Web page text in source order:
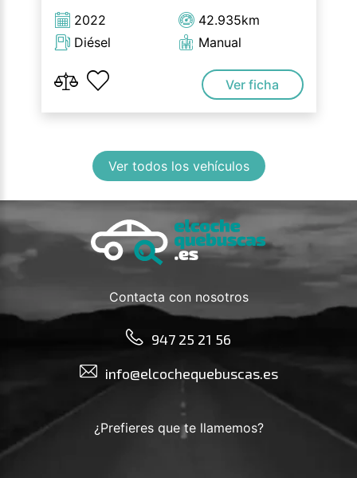
2022
Diésel
42.935km
Manual
Ver ficha
Ver todos los vehículos
Contacta con nosotros
947 25 21 56
info@elcochequebuscas.es
¿Prefieres que te llamemos?